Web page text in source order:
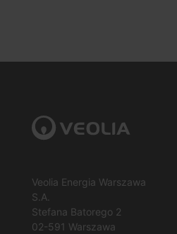
Veolia Energia Warszawa
S.A.
Stefana Batorego 2
02-591 Warszawa